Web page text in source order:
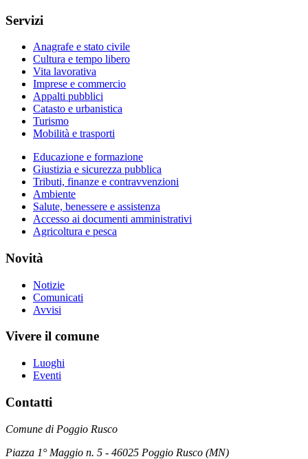
Servizi
Anagrafe e stato civile
Cultura e tempo libero
Vita lavorativa
Imprese e commercio
Appalti pubblici
Catasto e urbanistica
Turismo
Mobilità e trasporti
Educazione e formazione
Giustizia e sicurezza pubblica
Tributi, finanze e contravvenzioni
Ambiente
Salute, benessere e assistenza
Accesso ai documenti amministrativi
Agricoltura e pesca
Novità
Notizie
Comunicati
Avvisi
Vivere il comune
Luoghi
Eventi
Contatti
Comune di Poggio Rusco
Piazza 1° Maggio n. 5 - 46025 Poggio Rusco (MN)